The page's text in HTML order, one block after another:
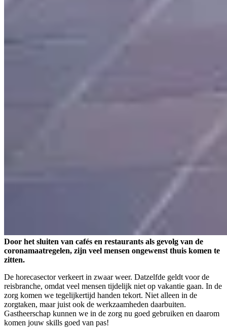
Door het sluiten van cafés en restaurants als gevolg van de
coronamaatregelen, zijn veel mensen ongewenst thuis komen te
zitten.
De horecasector verkeert in zwaar weer. Datzelfde geldt voor de
reisbranche, omdat veel mensen tijdelijk niet op vakantie gaan. In de
zorg komen we tegelijkertijd handen tekort. Niet alleen in de
zorgtaken, maar juist ook de werkzaamheden daarbuiten.
Gastheerschap kunnen we in de zorg nu goed gebruiken en daarom
komen jouw skills goed van pas!